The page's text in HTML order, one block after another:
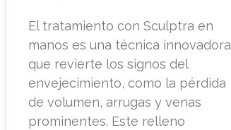
El tratamiento con Sculptra en
manos es una técnica innovadora
que revierte los signos del
envejecimiento, como la pérdida
de volumen, arrugas y venas
prominentes. Este relleno